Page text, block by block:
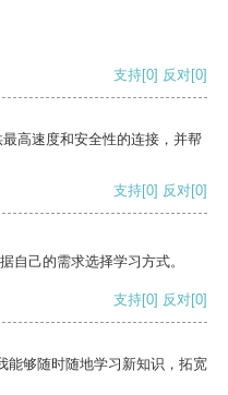
支持[0] 反对[0]
高速度和安全性的连接，并帮
支持[0] 反对[0]
自己的需求选择学习方式。
支持[0] 反对[0]
能够随时随地学习新知识，拓宽